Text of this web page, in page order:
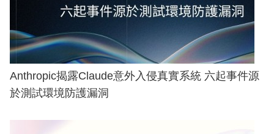
Anthropic揭露Claude意外入侵真實系統 六起事件源
於測試環境防護漏洞